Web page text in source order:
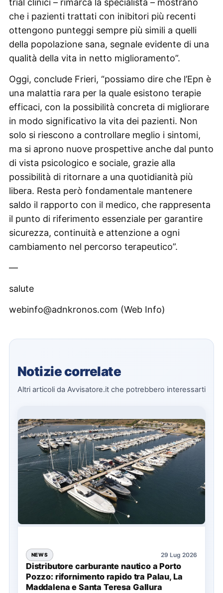
che i pazienti trattati con inibitori più recenti
ottengono punteggi sempre più simili a quelli
della popolazione sana, segnale evidente di una
qualità della vita in netto miglioramento”.
Oggi, conclude Frieri, “possiamo dire che l’Epn è
una malattia rara per la quale esistono terapie
efficaci, con la possibilità concreta di migliorare
in modo significativo la vita dei pazienti. Non
solo si riescono a controllare meglio i sintomi,
ma si aprono nuove prospettive anche dal punto
di vista psicologico e sociale, grazie alla
possibilità di ritornare a una quotidianità più
libera. Resta però fondamentale mantenere
saldo il rapporto con il medico, che rappresenta
il punto di riferimento essenziale per garantire
sicurezza, continuità e attenzione a ogni
cambiamento nel percorso terapeutico”.
—
salute
webinfo@adnkronos.com (Web Info)
Notizie correlate
Altri articoli da Avvisatore.it che potrebbero interessarti
NEWS 29 Lug 2026
Distributore carburante nautico a Porto
Pozzo: rifornimento rapido tra Palau, La
Maddalena e Santa Teresa Gallura